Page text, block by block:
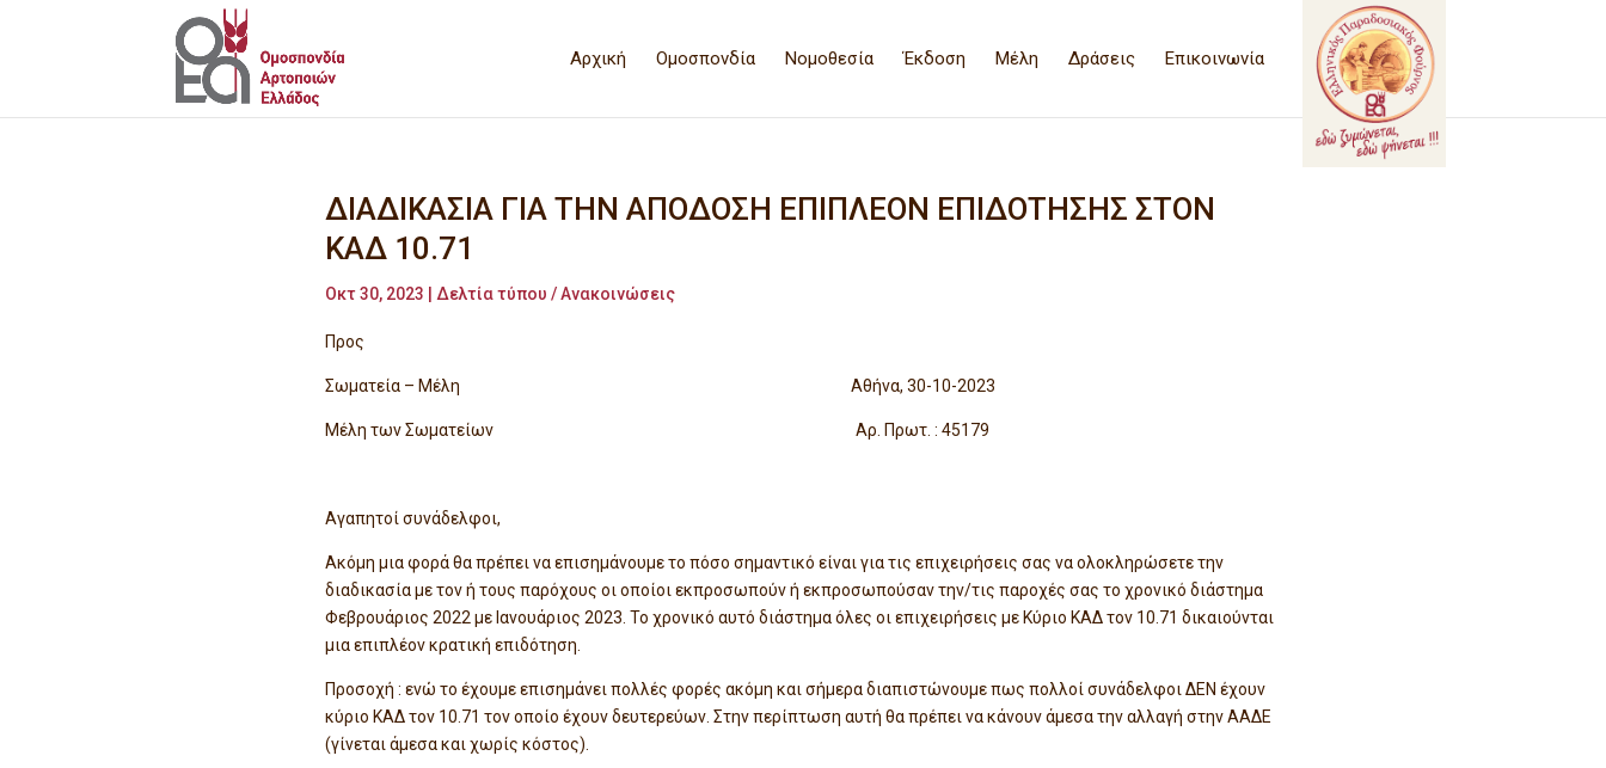
Αρχική Ομοσπονδία Νομοθεσία Έκδοση Μέλη Δράσεις Επικοινωνία
ΔΙΑΔΙΚΑΣΙΑ ΓΙΑ ΤΗΝ ΑΠΟΔΟΣΗ ΕΠΙΠΛΕΟΝ ΕΠΙΔΟΤΗΣΗΣ ΣΤΟΝ
ΚΑΔ 10.71
Οκτ 30, 2023 Δελτία τύπου / Ανακοινώσεις
Προς
Σωματεία – Μέλη Αθήνα, 30-10-2023
Μέλη των Σωματείων Αρ. Πρωτ. : 45179
Αγαπητοί συνάδελφοι,
Ακόμη μια φορά θα πρέπει να επισημάνουμε το πόσο σημαντικό είναι για τις επιχειρήσεις σας να ολοκληρώσετε την
διαδικασία με τον ή τους παρόχους οι οποίοι εκπροσωπούν ή εκπροσωπούσαν την/τις παροχές σας το χρονικό διάστημα
Φεβρουάριος 2022 με Ιανουάριος 2023. Το χρονικό αυτό διάστημα όλες οι επιχειρήσεις με Κύριο ΚΑΔ τον 10.71 δικαιούνται
μια επιπλέον κρατική επιδότηση.
Προσοχή : ενώ το έχουμε επισημάνει πολλές φορές ακόμη και σήμερα διαπιστώνουμε πως πολλοί συνάδελφοι ΔΕΝ έχουν
κύριο ΚΑΔ τον 10.71 τον οποίο έχουν δευτερεύων. Στην περίπτωση αυτή θα πρέπει να κάνουν άμεσα την αλλαγή στην ΑΑΔΕ
(γίνεται άμεσα και χωρίς κόστος).